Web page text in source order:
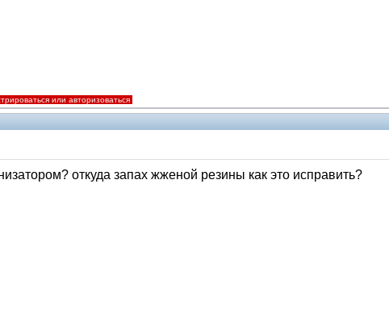
или авторизоваться
откуда запах жженой резины как это исправить?